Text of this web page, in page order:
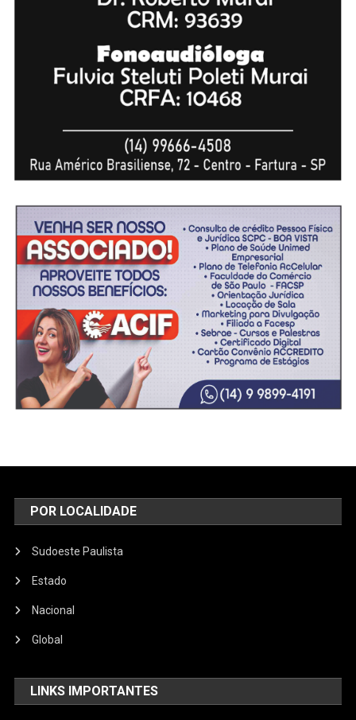
POR LOCALIDADE
Sudoeste Paulista
Estado
Nacional
Global
LINKS IMPORTANTES